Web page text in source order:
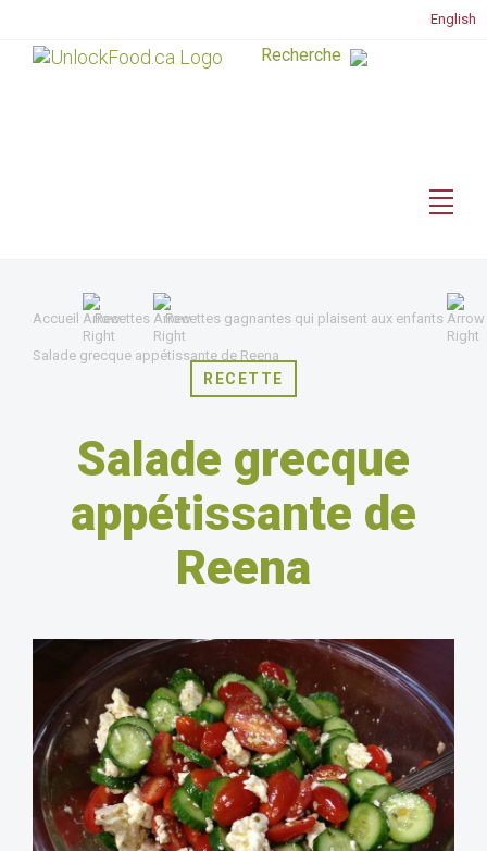
English
Accueil Recettes Recettes gagnantes qui plaisent aux enfants
Salade grecque appétissante de Reena
RECETTE
Salade grecque
appétissante de
Reena